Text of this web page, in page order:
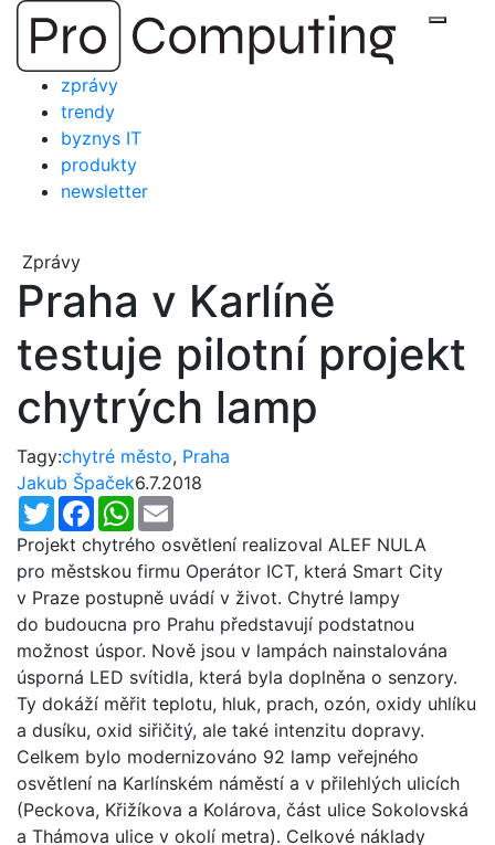
Přejít
obsah
zprávy
trendy
byznys IT
produkty
newsletter
Zprávy
Praha v Karlíně
testuje pilotní projekt
chytrých lamp
Tagy:chytré město, Praha
Jakub Špaček6.7.2018
TwitterFacebookWhatsApp
Projekt chytrého osvětlení realizoval ALEF NULA
pro městskou firmu Operátor ICT, která Smart City
v Praze postupně uvádí v život. Chytré lampy
do budoucna pro Prahu představují podstatnou
možnost úspor. Nově jsou v lampách nainstalována
úsporná LED svítidla, která byla doplněna o senzory.
Ty dokáží měřit teplotu, hluk, prach, ozón, oxidy uhlíku
a dusíku, oxid siřičitý, ale také intenzitu dopravy.
Celkem bylo modernizováno 92 lamp veřejného
osvětlení na Karlínském náměstí a v přilehlých ulicích
(Peckova, Křižíkova a Kolárova, část ulice Sokolovská
a Thámova ulice v okolí metra). Celkové náklady